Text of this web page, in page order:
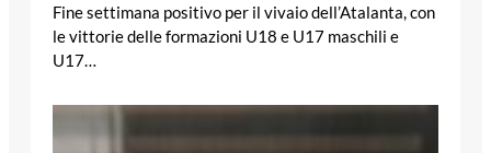
Fine settimana positivo per il vivaio dell’Atalanta, con
le vittorie delle formazioni U18 e U17 maschili e
U17…